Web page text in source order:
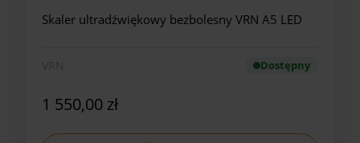
Skaler ultradźwiękowy bezbolesny VRN A5 LED
Dostępny
1 550,00 zł